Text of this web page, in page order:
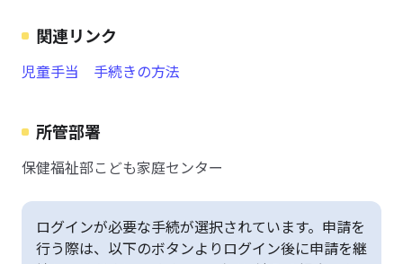
関連リンク
児童手当 手続きの方法
所管部署
保健福祉部こども家庭センター
ログインが必要な手続が選択されています。申請を
行う際は、以下のボタンよりログイン後に申請を継